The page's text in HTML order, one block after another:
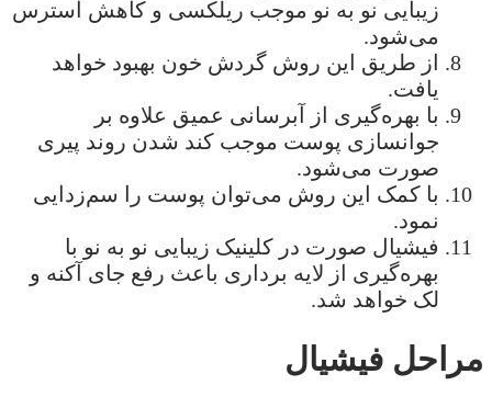
زیبایی نو به نو موجب ریلکسی و کاهش استرس
می‌شود.
از طریق این روش گردش خون بهبود خواهد
یافت.
با بهره‌گیری از آبرسانی عمیق علاوه بر
جوانسازی پوست موجب کند شدن روند پیری
صورت می‌شود.
با کمک این روش می‌توان پوست را سم‌زدایی
نمود.
فیشیال صورت در کلینیک زیبایی نو به نو با
بهره‌گیری از لایه برداری باعث رفع جای آکنه و
لک خواهد شد.
مراحل فیشیال